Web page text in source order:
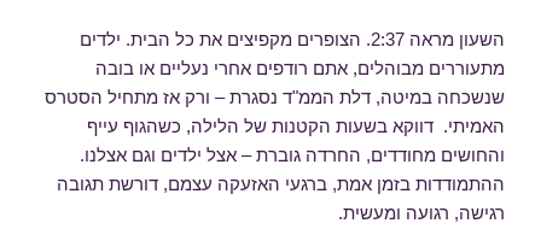
השעון מראה 2:37. הצופרים מקפיצים את כל הבית. ילדים
מתעוררים מבוהלים, אתם רודפים אחרי נעליים או בובה
שנשכחה במיטה, דלת הממ"ד נסגרת – ורק אז מתחיל הסטרס
האמיתי. דווקא בשעות הקטנות של הלילה, כשהגוף עייף
והחושים מחודדים, החרדה גוברת – אצל ילדים וגם אצלנו.
ההתמודדות בזמן אמת, ברגעי האזעקה עצמם, דורשת תגובה
רגישה, רגועה ומעשית.